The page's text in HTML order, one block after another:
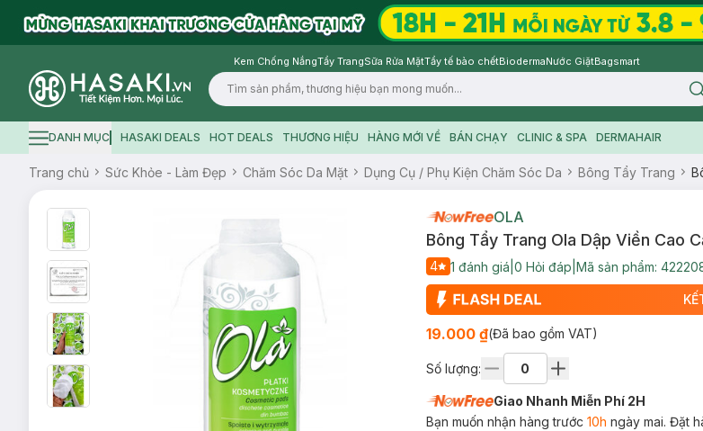
Kem Chống NắngTẩy TrangSữa Rửa MặtTẩy tế bào chếtBiodermaNước GiặtBagsmart
Logo
Hamburger icon
DANH MỤC HASAKI DEALS HOT DEALS THƯƠNG HIỆU HÀNG MỚI VỀ BÁN CHẠY CLINIC & SPA DERMAHAIR
Trang chủ Sức Khỏe - Làm Đẹp Chăm Sóc Da Mặt Dụng Cụ / Phụ Kiện Chăm Sóc Da Bông Tẩy Trang
OLA
Bông Tẩy Trang Ola Dập Viền Cao
4 1 đánh giá 0 Hỏi đáp Mã sản phẩm:
19.000 ₫(Đã bao gồm VAT)
Số lượng:
Giao Nhanh Miễn Phí 2H
Bạn muốn nhận hàng trước 10h ngày mai. Đặt